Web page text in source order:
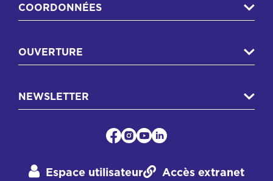
COORDONNÉES
OUVERTURE
NEWSLETTER
Espace utilisateur Accès extranet